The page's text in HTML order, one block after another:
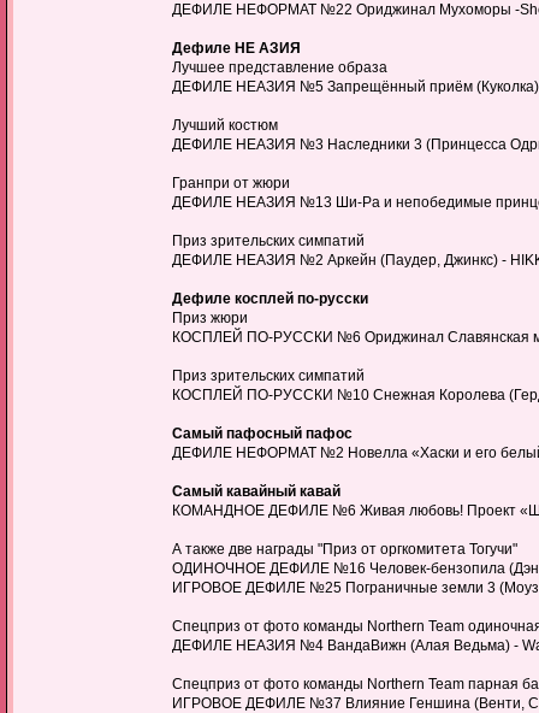
ДЕФИЛЕ НЕФОРМАТ №22 Ориджинал Мухоморы -
Дефиле НЕ АЗИЯ
Лучшее представление образа
ДЕФИЛЕ НЕАЗИЯ №5 Запрещённый приём (Куколка)
Лучший костюм
ДЕФИЛЕ НЕАЗИЯ №3 Наследники 3 (Принцесса
Гранпри от жюри
ДЕФИЛЕ НЕАЗИЯ №13 Ши-Ра и непобедимые
Приз зрительских симпатий
ДЕФИЛЕ НЕАЗИЯ №2 Аркейн (Паудер, Джинкс) -
Дефиле косплей по-русски
Приз жюри
КОСПЛЕЙ ПО-РУССКИ №6 Ориджинал Славянская
Приз зрительских симпатий
КОСПЛЕЙ ПО-РУССКИ №10 Снежная Королева
Самый пафосный пафос
ДЕФИЛЕ НЕФОРМАТ №2 Новелла «Хаски и его белый
Самый кавайный кавай
КОМАНДНОЕ ДЕФИЛЕ №6 Живая любовь! Проект
А также две награды "Приз от оргкомитета Тогучи"
ОДИНОЧНОЕ ДЕФИЛЕ №16 Человек-бензопила
ИГРОВОЕ ДЕФИЛЕ №25 Пограничные земли 3
Спецприз от фото команды Northern Team
ДЕФИЛЕ НЕАЗИЯ №4 ВандаВижн (Алая Ведьма) -
Спецприз от фото команды Northern Team парная
ИГРОВОЕ ДЕФИЛЕ №37 Влияние Геншина (Венти,